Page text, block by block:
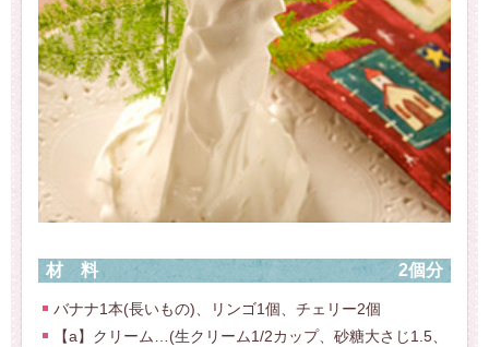
材料 2個分
バナナ1本(長いもの)、リンゴ1個、チェリー2個
【a】クリーム…(生クリーム1/2カップ、砂糖大さじ1.5、